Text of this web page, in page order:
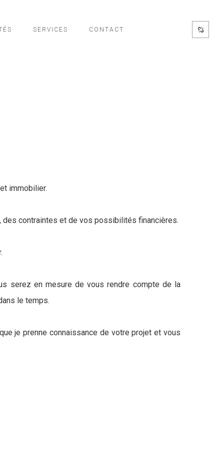
SERVICES CONTACT
immobilier.
contraintes et de vos possibilités financières.
serez en mesure de vous rendre compte de la
le temps.
je prenne connaissance de votre projet et vous